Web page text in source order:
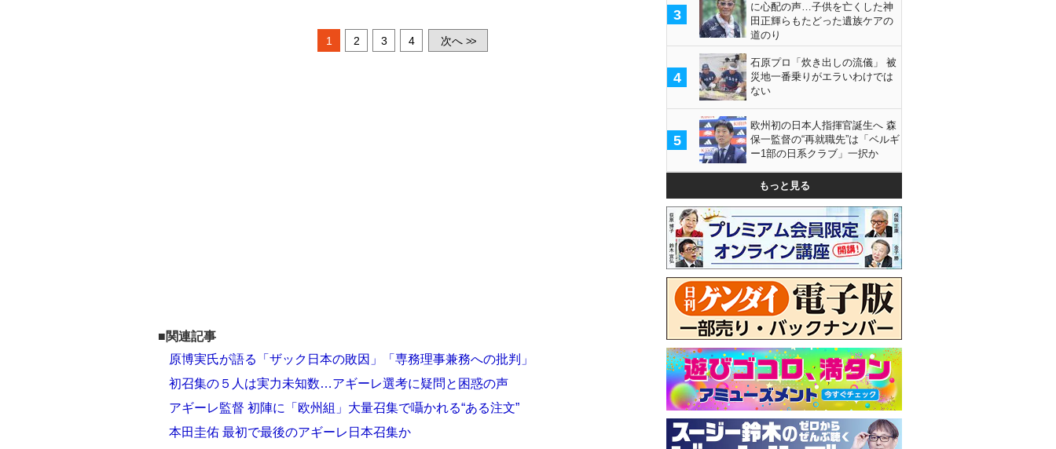
1 2 3 4 次へ >>
■関連記事
原博実氏が語る「ザック日本の敗因」「専務理事兼務への批判」
初召集の５人は実力未知数…アギーレ選考に疑問と困惑の声
アギーレ監督 初陣に「欧州組」大量召集で囁かれる“ある注文”
本田圭佑 最初で最後のアギーレ日本召集か
3
に心配の声…子供を亡くした神
田正輝らもたどった遺族ケアの
道のり
4
石原プロ「炊き出しの流儀」 被
災地一番乗りがエラいわけでは
ない
5
欧州初の日本人指揮官誕生へ 森
保一監督の“再就職先”は「ベルギ
ー1部の日系クラブ」一択か
もっと見る